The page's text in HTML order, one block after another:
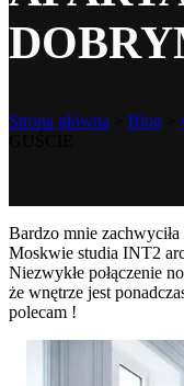
Strona główna Blog
Bardzo mnie
Moskwie studia INT2
Niezwykłe połączenie
że wnętrze jest
polecam !